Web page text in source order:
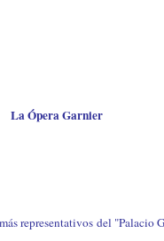
La Ópera Garnier
representativos del "Palacio